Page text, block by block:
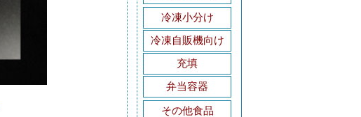
冷凍小分け
冷凍自販機向け
充填
弁当容器
その他食品